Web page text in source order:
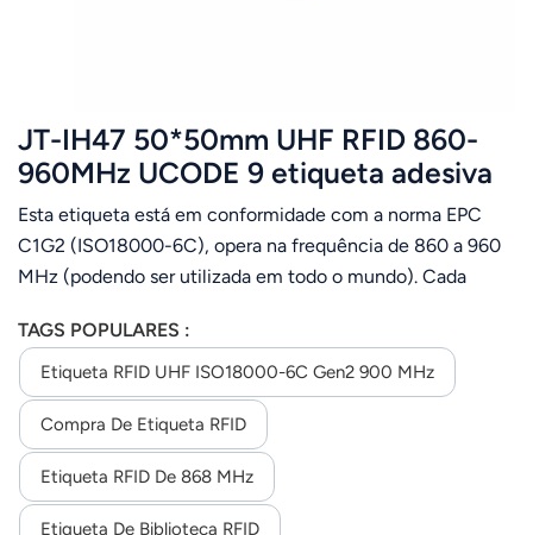
Ελληνικά
Melayu
Polski
Tiếng Việt
JT-IH47 50*50mm UHF RFID 860-
960MHz UCODE 9 etiqueta adesiva
Esta etiqueta está em conformidade com a norma EPC
C1G2 (ISO18000-6C), opera na frequência de 860 a 960
MHz (podendo ser utilizada em todo o mundo). Cada
É projetado para gerenciamento de vestuário,
rastreamento de bagagens em aeroportos, gerenciamento
logístico, gerenciamento de ativos, etc.
TAGS POPULARES :
Etiqueta RFID UHF ISO18000-6C Gen2 900 MHz
Compra De Etiqueta RFID
Etiqueta RFID De 868 MHz
Etiqueta De Biblioteca RFID